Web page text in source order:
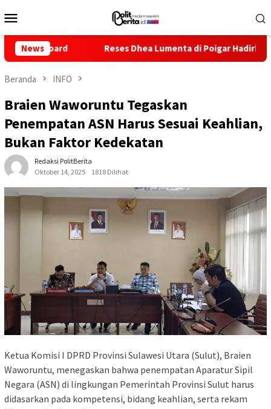
ke
Mobile
News Reses Dhea Lumenta di Poigar Hadirkan Layanan
Beranda INFO
Braien Waworuntu Tegaskan
Penempatan ASN Harus Sesuai Keahlian,
Bukan Faktor Kedekatan
Redaksi PolitBerita
Oktober 14, 2025
1818 Dilihat
Ketua Komisi I DPRD Provinsi Sulawesi Utara (Sulut), Braien
Waworuntu, menegaskan bahwa penempatan Aparatur Sipil
Negara (ASN) di lingkungan Pemerintah Provinsi Sulut harus
didasarkan pada kompetensi, bidang keahlian, serta rekam